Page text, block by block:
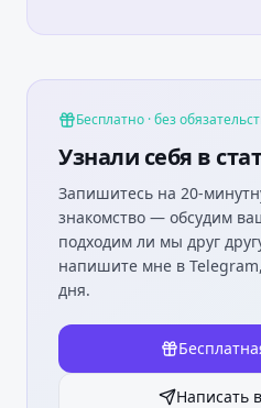
Бесплатно · без
Узнали себя в
Запишитесь на 20-
знакомство — обсудим
подходим ли мы друг
напишите мне в
дня.
Написать